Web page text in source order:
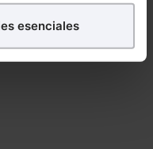
permitir en tu
esenciales